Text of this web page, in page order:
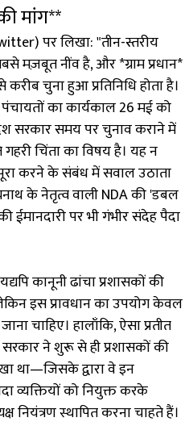
मांग**
पर लिखा: "तीन-स्तरीय
मज़बूत नींव है, और *ग्राम प्रधान*
चुना हुआ प्रतिनिधि होता है।
का कार्यकाल 26 मई को
सरकार समय पर चुनाव कराने में
चिंता का विषय है। यह न
करने के संबंध में सवाल उठाता
के नेतृत्व वाली NDA की 'डबल
ईमानदारी पर भी गंभीर संदेह पैदा
कानूनी ढांचा प्रशासकों की
इस प्रावधान का उपयोग केवल
चाहिए। हालाँकि, ऐसा प्रतीत
ने शुरू से ही प्रशासकों की
था—जिसके द्वारा वे इन
व्यक्तियों को नियुक्त करके
नियंत्रण स्थापित करना चाहते हैं।